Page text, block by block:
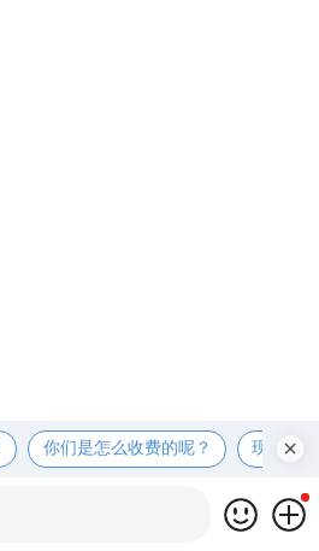
你们是怎么收费的呢？ 现在有